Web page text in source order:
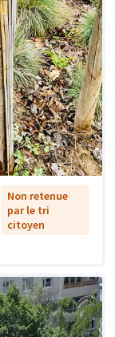
Non retenue
par le tri
citoyen